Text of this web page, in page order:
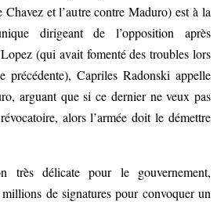
et l’autre contre Maduro) est à la
dirigeant de l’opposition après
(qui avait fomenté des troubles lors
précédente), Capriles Radonski appelle
arguant que si ce dernier ne veux pas
alors l’armée doit le démettre
très délicate pour le gouvernement,
de signatures pour convoquer un